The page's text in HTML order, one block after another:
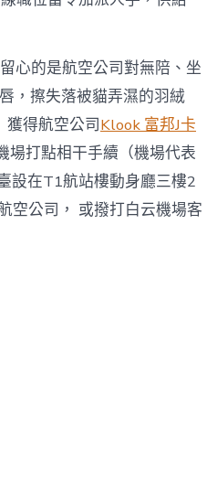
心的是航空公司對無陪、坐
，擦失落被貓弄濕的羽絨
得航空公司Klook 富邦J卡
場打點相干手續（機場代表
設在T1航站樓動身廳三樓2
空公司， 或撥打白云機場客